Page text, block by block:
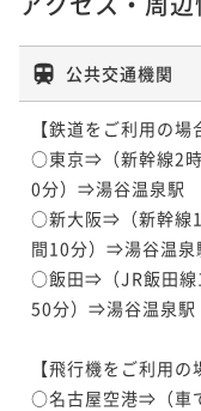
公共交通機関
【鉄道をご利用の場
○東京⇒（新幹線2
0分）⇒湯谷温泉駅
○新大阪⇒（新幹線
間10分）⇒湯谷温泉
○飯田⇒（JR飯田線
50分）⇒湯谷温泉駅
【飛行機をご利用の
○名古屋空港⇒（車